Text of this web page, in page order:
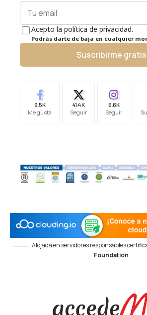
Acepto la política de privacidad.
Podrás darte de baja en cualquier
Suscribirme gratis
9.5K
Me gusta
41.4K
Seguir
6.6K
Seguir
Alojada en servidores responsables
Foundation